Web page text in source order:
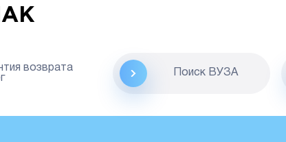
возврата
Поиск ВУЗА